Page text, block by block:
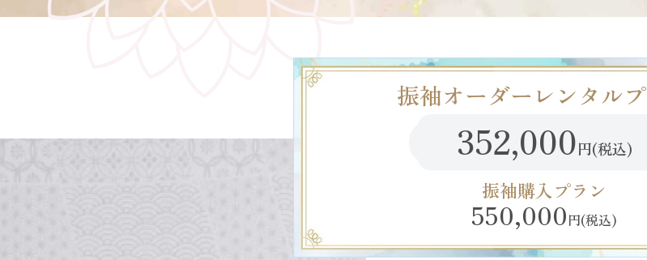
振袖オーダーレンタル
352,000円(税込)
振袖購入プラン
550,000円(税込)